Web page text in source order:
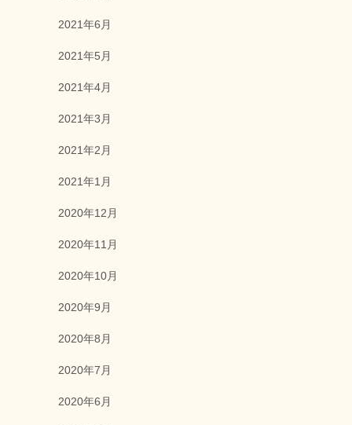
2021年6月
2021年5月
2021年4月
2021年3月
2021年2月
2021年1月
2020年12月
2020年11月
2020年10月
2020年9月
2020年8月
2020年7月
2020年6月